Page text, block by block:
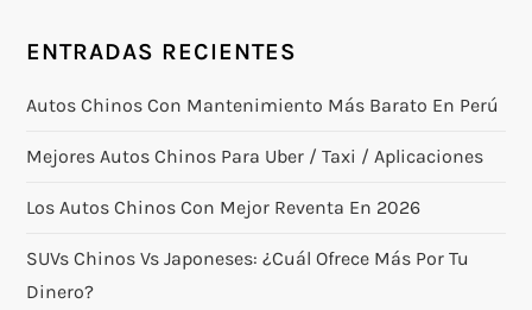
ENTRADAS RECIENTES
Autos Chinos Con Mantenimiento Más Barato En Perú
Mejores Autos Chinos Para Uber / Taxi / Aplicaciones
Los Autos Chinos Con Mejor Reventa En 2026
SUVs Chinos Vs Japoneses: ¿cuál Ofrece Más Por Tu
Dinero?